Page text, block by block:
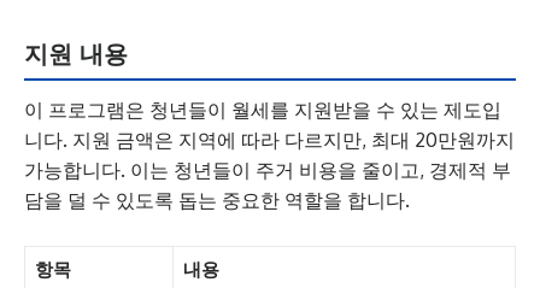
지원 내용
이 프로그램은 청년들이 월세를 지원받을 수 있는 제도입
니다. 지원 금액은 지역에 따라 다르지만, 최대 20만원까지
가능합니다. 이는 청년들이 주거 비용을 줄이고, 경제적 부
담을 덜 수 있도록 돕는 중요한 역할을 합니다.
항목 내용